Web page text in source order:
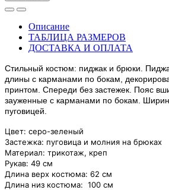
Описание
ТАБЛИЦА РАЗМЕРОВ
ДОСТАВКА И ОПЛАТА
Стильный костюм: пиджак и брюки.
длины с карманами по бокам,
принтом. Спереди без застежек. Пояс
зауженные с карманами по бокам.
пуговицей.
Цвет: серо-зеленый
Застежка: пуговица и молния на брюках
Материал: трикотаж, креп
Рукав: 49 см
Длина верх костюма: 62 см
Длина низ костюма: 100 см